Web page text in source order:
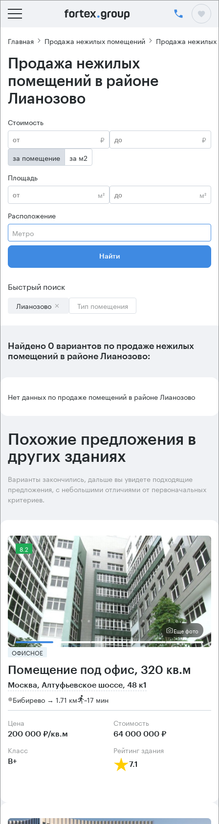
Главная Продажа нежилых помещений Продажа
Продажа нежилых
помещений в районе
Лианозово
Стоимость
₽
₽
за помещение
за м2
Площадь
м²
м²
Расположение
Метро
Найти
Быстрый поиск
Лианозово Тип помещения
Найдено 0 вариантов по продаже нежилых
помещений в районе Лианозово:
Нет данных по продаже помещений в районе Лианозово
Похожие предложения в
других зданиях
Варианты закончились, дальше вы увидете подходящие
предложения, с небольшими отличиями от первоначальных
критериев.
8.2
Еще фото
ОФИСНОЕ
Помещение под офис, 320 кв.м
Москва, Алтуфьевское шоссе, 48 к1
Бибирево → 1.71 км ~17 мин
Цена
200 000 ₽/кв.м
Cтоимость
64 000 000 ₽
класс
B+
рейтинг здания
7.1